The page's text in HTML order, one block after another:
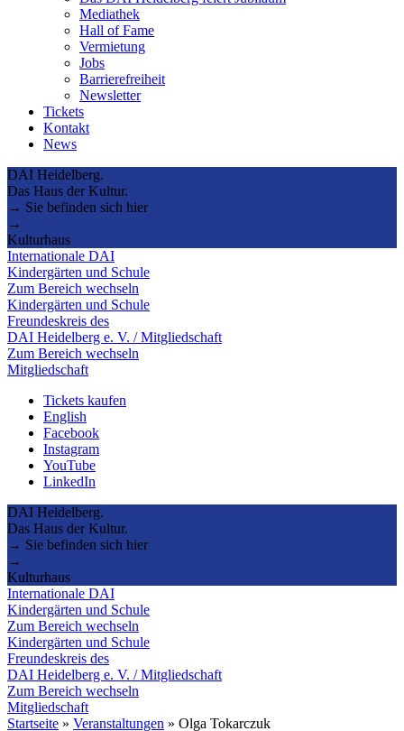
Mediathek
Hall of Fame
Vermietung
Jobs
Barrierefreiheit
Newsletter
Tickets
Kontakt
News
DAI Heidelberg.
Das Haus der Kultur.
→ Sie befinden sich hier
→
Kulturhaus
Internationale DAI
Kindergärten und Schule
Zum Bereich wechseln
Kindergärten und Schule
Freundeskreis des
DAI Heidelberg e. V. / Mitgliedschaft
Zum Bereich wechseln
Mitgliedschaft
Tickets kaufen
English
Facebook
Instagram
YouTube
LinkedIn
DAI Heidelberg.
Das Haus der Kultur.
→ Sie befinden sich hier
→
Kulturhaus
Internationale DAI
Kindergärten und Schule
Zum Bereich wechseln
Kindergärten und Schule
Freundeskreis des
DAI Heidelberg e. V. / Mitgliedschaft
Zum Bereich wechseln
Mitgliedschaft
Startseite » Veranstaltungen » Olga Tokarczuk